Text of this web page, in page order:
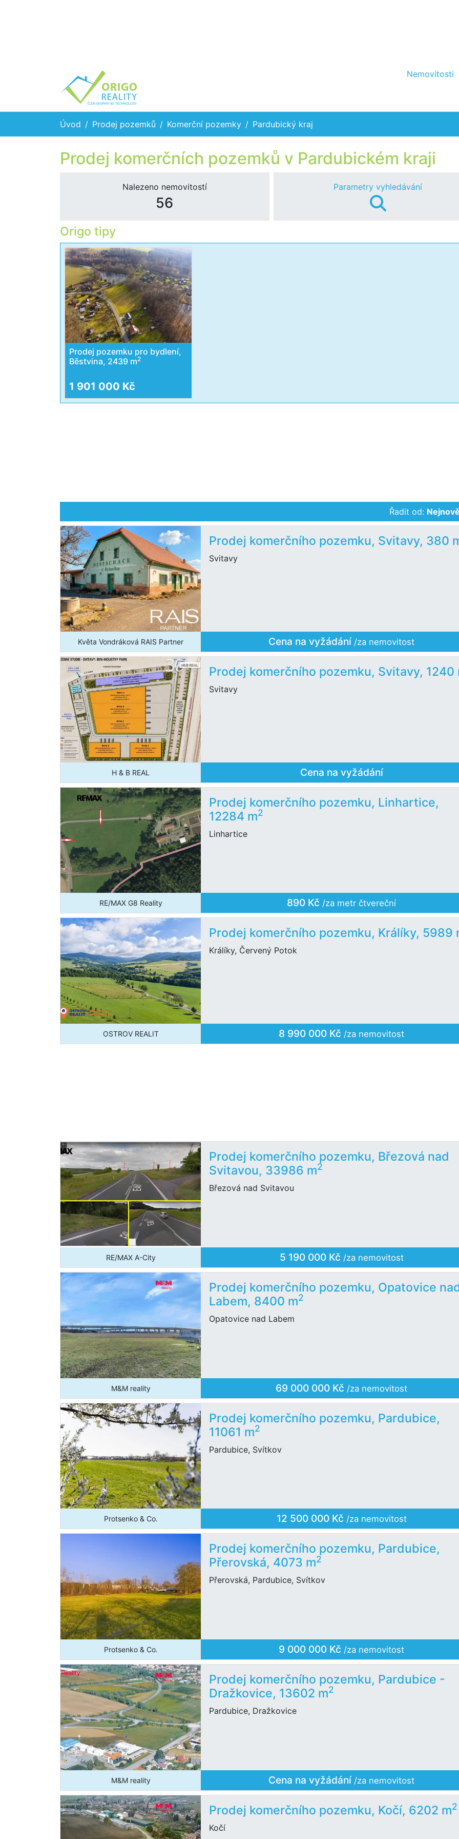
Nemovitosti
Úvod Prodej pozemků Komerční pozemky Pardubický kraj
Prodej komerčních pozemků v Pardubickém kraji
Nalezeno nemovitostí
56
Parametry vyhledávání
Origo tipy
Prodej pozemku pro bydlení,
Běstvina, 2439 m2
1 901 000 Kč
Řadit od:
Prodej komerčního pozemku, Svitavy, 380
Svitavy
Květa Vondráková RAIS Partner Cena na vyžádání /za nemovitost
Prodej komerčního pozemku, Svitavy, 1240
Svitavy
H & B REAL Cena na vyžádání
Prodej komerčního pozemku, Linhartice,
12284 m2
Linhartice
RE/MAX G8 Reality 890 Kč /za metr čtvereční
Prodej komerčního pozemku, Králíky, 5989
Králíky, Červený Potok
OSTROV REALIT 8 990 000 Kč /za nemovitost
Prodej komerčního pozemku, Březová nad
Svitavou, 33986 m2
Březová nad Svitavou
RE/MAX A-City 5 190 000 Kč /za nemovitost
Prodej komerčního pozemku, Opatovice
Labem, 8400 m2
Opatovice nad Labem
M&M reality 69 000 000 Kč /za nemovitost
Prodej komerčního pozemku, Pardubice,
11061 m2
Pardubice, Svítkov
Protsenko & Co. 12 500 000 Kč /za nemovitost
Prodej komerčního pozemku, Pardubice,
Přerovská, 4073 m2
Přerovská, Pardubice, Svítkov
Protsenko & Co. 9 000 000 Kč /za nemovitost
Prodej komerčního pozemku, Pardubice -
Dražkovice, 13602 m2
Pardubice, Dražkovice
M&M reality Cena na vyžádání /za nemovitost
Prodej komerčního pozemku, Kočí, 6202 m2
Kočí